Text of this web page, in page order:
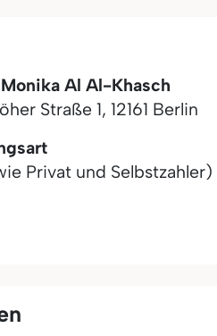
Al Al-Khasch
Straße 1, 12161 Berlin
Privat und Selbstzahler)